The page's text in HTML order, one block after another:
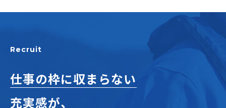
Recruit
仕事の枠に収まらない
充実感が、